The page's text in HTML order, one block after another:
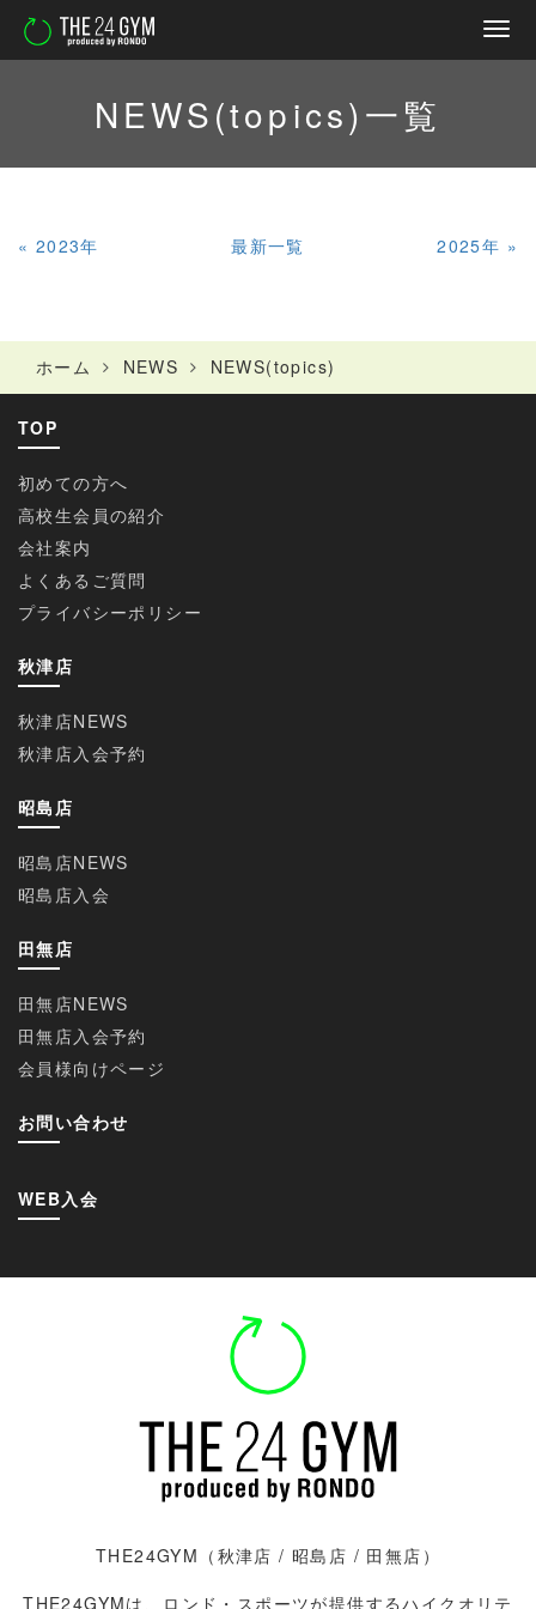
NEWS(topics) 一覧
« 2023年 最新一覧 2025年 »
ホーム NEWS NEWS(topics)
TOP
初めての方へ
高校生会員の紹介
会社案内
よくあるご質問
プライバシーポリシー
秋津店
秋津店NEWS
秋津店入会予約
昭島店
昭島店NEWS
昭島店入会
田無店
田無店NEWS
田無店入会予約
会員様向けページ
お問い合わせ
WEB入会
THE24GYM（ 秋津店 / 昭島店 / 田無店）
THE24GYMは、ロンド・スポーツが提供するハイクオリテ